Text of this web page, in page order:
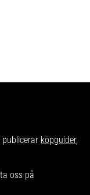
köpguider,
oss på